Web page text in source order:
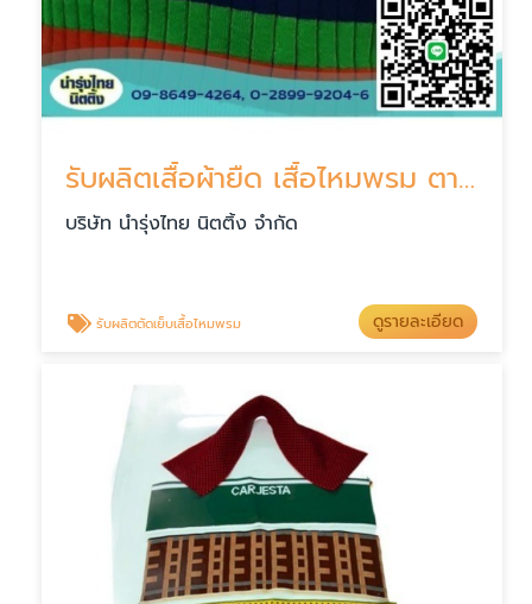
รับผลิตเสื้อผ้ายืด เสื้อไหมพรม ตามออเดอร์ บางบอน
บริษัท นำรุ่งไทย นิตติ้ง จำกัด
รับผลิตตัดเย็บเสื้อไหมพรม ดูรายละเอียด